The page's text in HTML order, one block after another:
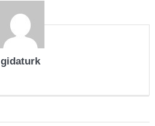
gidaturk